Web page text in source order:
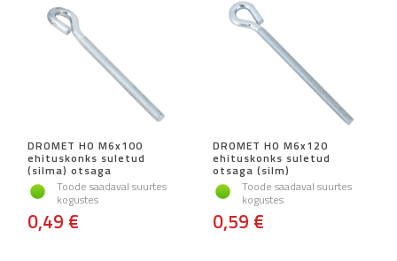
DROMET HO M6x100
ehituskonks suletud
(silma) otsaga
Toode saadaval suurtes
kogustes
0,49 €
DROMET HO M6x120
ehituskonks suletud
otsaga (silm)
Toode saadaval suurtes
kogustes
0,59 €